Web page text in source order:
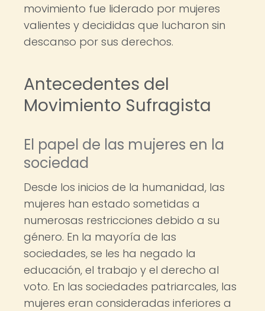
movimiento fue liderado por mujeres
valientes y decididas que lucharon sin
descanso por sus derechos.
Antecedentes del
Movimiento Sufragista
El papel de las mujeres en la
sociedad
Desde los inicios de la humanidad, las
mujeres han estado sometidas a
numerosas restricciones debido a su
género. En la mayoría de las
sociedades, se les ha negado la
educación, el trabajo y el derecho al
voto. En las sociedades patriarcales, las
mujeres eran consideradas inferiores a